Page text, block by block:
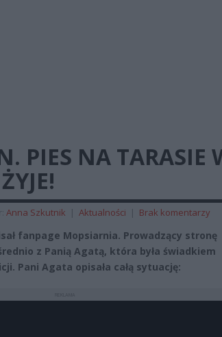
PIES NA TARASIE
Anna Szkutnik | Aktualności | Brak komentarzy
fanpage Mopsiarnia. Prowadzący stronę
z Panią Agatą, która była świadkiem
Pani Agata opisała całą sytuację: